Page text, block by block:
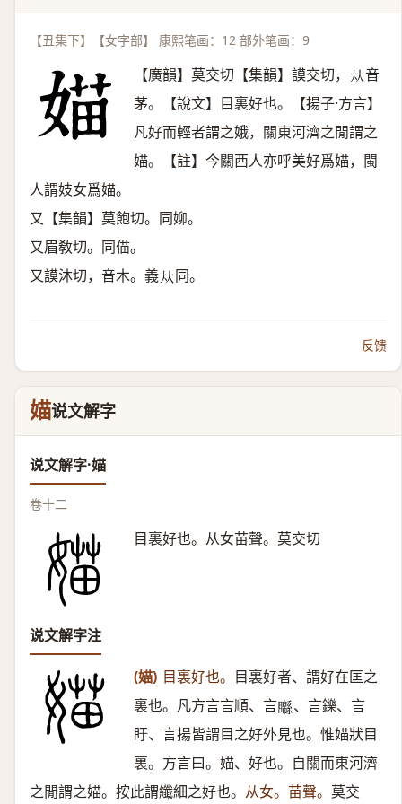
【丑集下】【女字部】 康熙笔画：12 部外笔画：9
【廣韻】莫交切【集韻】謨交切， 𠀤音
茅。【說文】目裏好也。【揚子·方言】
凡好而輕者謂之娥，關東河濟之閒謂之
媌。【註】今關西人亦呼美好爲媌，閩
人謂妓女爲媌。
又【集韻】莫飽切。同㚹。
又眉敎切。同㑤。
又謨沐切，音木。義𠀤同。
反馈
媌说文解字
说文解字·媌
卷十二
目裏好也。从女苗聲。莫交切
说文解字注
(媌) 目裏好也。 目裏好者、謂好在匡之
裏也。凡方言言順、言𥌣 、言鑠、言
盱、言揚皆謂目之好外見也。惟媌狀目
裏。方言曰。媌、好也。自關而東河濟
之閒謂之媌。按此謂纖細之好也。 从女。苗聲。 莫交